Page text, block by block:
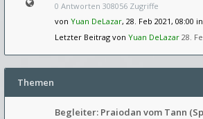
0 Antworten 308056 Zugriffe
von Yuan DeLazar, 28. Feb 2021, 08:00 in
Letzter Beitrag von Yuan DeLazar 28.
Themen
Begleiter: Praiodan vom Tann